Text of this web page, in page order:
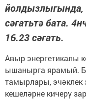
йолдызлыгында,
сәгатьтә бата.
16.23 сәгать.
Авыр энергетикалы
ышанырга ярамый.
тамырлары, эчәклек
кешеләрне кичерү